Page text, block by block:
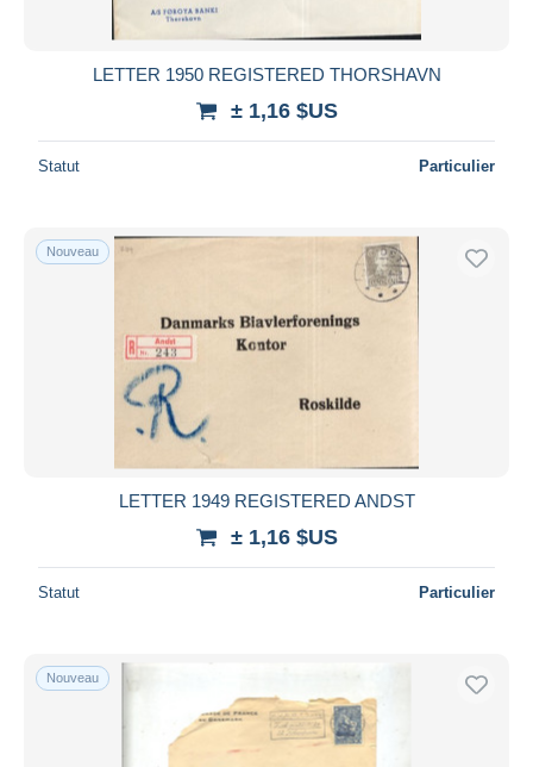
LETTER 1950 REGISTERED THORSHAVN
± 1,16 $US
Statut Particulier
Nouveau
LETTER 1949 REGISTERED ANDST
± 1,16 $US
Statut Particulier
Nouveau